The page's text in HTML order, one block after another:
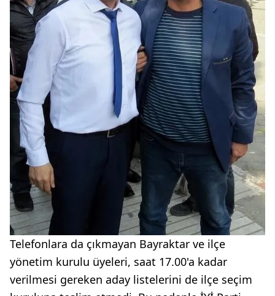
Telefonlara da çıkmayan Bayraktar ve ilçe
yönetim kurulu üyeleri, saat 17.00'a kadar
verilmesi gereken aday listelerini de ilçe seçim